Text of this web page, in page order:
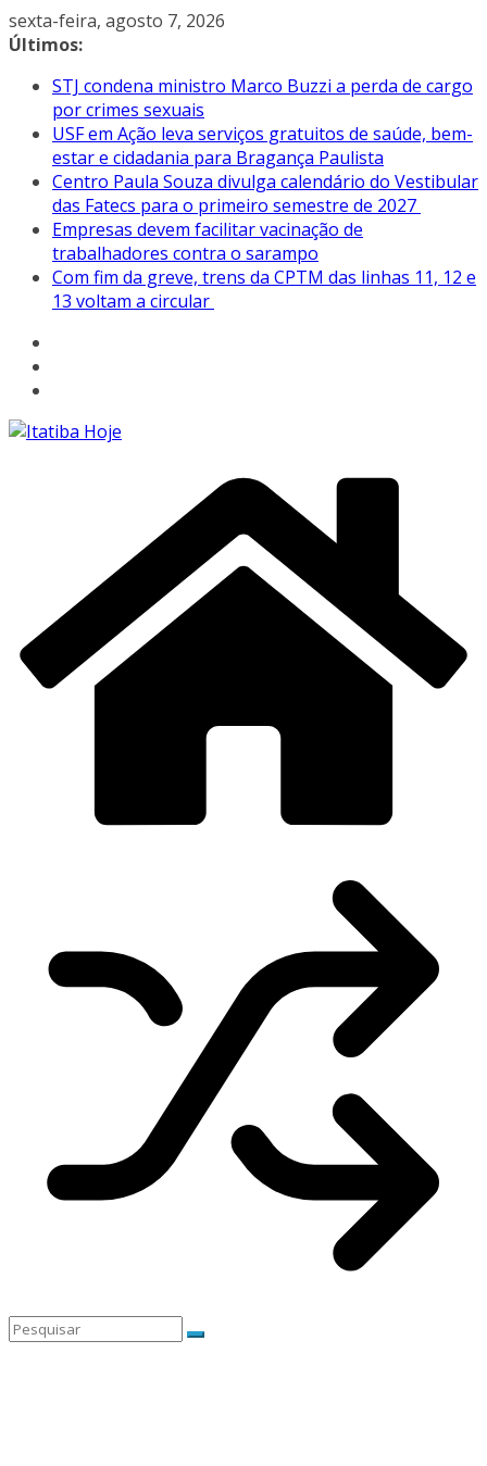
Pular
para
conteúdo
sexta-feira, agosto 7, 2026
Últimos:
STJ condena ministro Marco Buzzi a perda de cargo
por crimes sexuais
USF em Ação leva serviços gratuitos de saúde, bem-
estar e cidadania para Bragança Paulista
Centro Paula Souza divulga calendário do Vestibular
das Fatecs para o primeiro semestre de 2027
Empresas devem facilitar vacinação de
trabalhadores contra o sarampo
Com fim da greve, trens da CPTM das linhas 11, 12 e
13 voltam a circular